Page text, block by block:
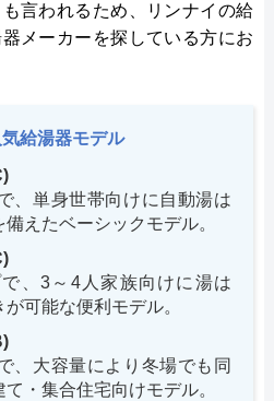
言われるため、リンナイの給
メーカーを探している方にお
給湯器モデル
、単身世帯向けに自動湯は
えたベーシックモデル。
、3～4人家族向けに湯は
可能な便利モデル。
、大容量により冬場でも同
・集合住宅向けモデル。